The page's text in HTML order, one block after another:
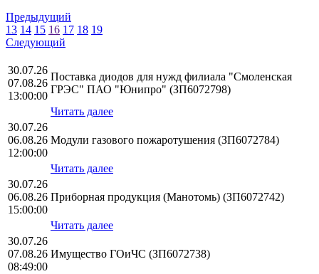
Предыдущий
13 14 15 16 17 18 19
Следующий
30.07.26
07.08.26
13:00:00
Поставка диодов для нужд филиала "Смоленская
ГРЭС" ПАО "Юнипро" (ЗП6072798)
Читать далее
30.07.26
06.08.26
12:00:00
Модули газового пожаротушения (ЗП6072784)
Читать далее
30.07.26
06.08.26
15:00:00
Приборная продукция (Манотомь) (ЗП6072742)
Читать далее
30.07.26
07.08.26
08:49:00
Имущество ГОиЧС (ЗП6072738)